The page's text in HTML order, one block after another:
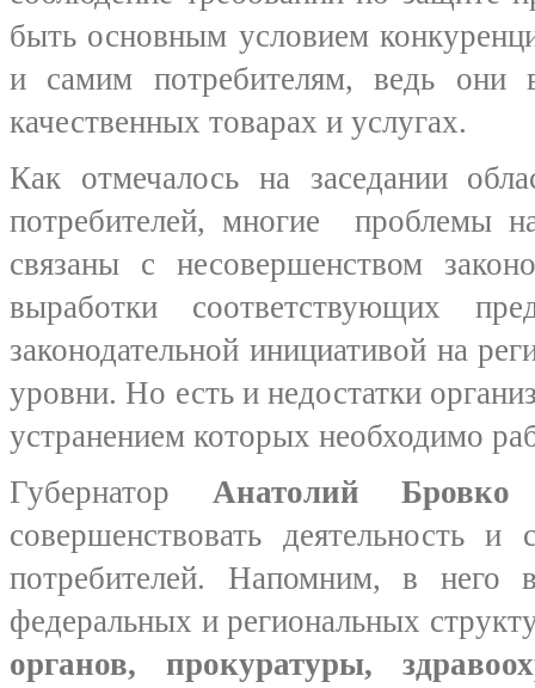
быть основным условием
и самим потребителям, ведь они
качественных товарах и услугах.
Как отмечалось на заседании
потребителей, многие проблемы
связаны с несовершенством
выработки соответствующих
законодательной инициативой на
уровни. Но есть и недостатки
устранением которых необходимо
Губернатор Анатолий
совершенствовать деятельность
потребителей. Напомним, в него
федеральных и региональных
органов, прокуратуры,